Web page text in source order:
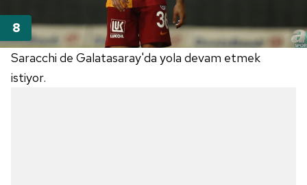
Saracchi de Galatasaray'da yola devam etmek
istiyor.